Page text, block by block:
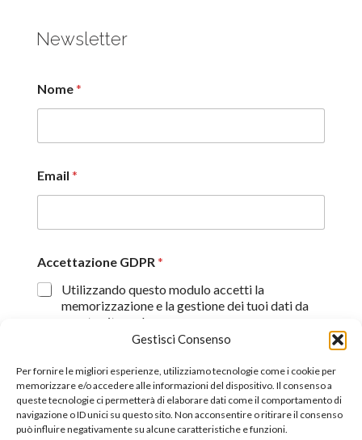
Gestisci Consenso
Per fornire le migliori esperienze, utilizziamo tecnologie come i cookie per
memorizzare e/o accedere alle informazioni del dispositivo. Il consenso a
queste tecnologie ci permetterà di elaborare dati come il comportamento di
navigazione o ID unici su questo sito. Non acconsentire o ritirare il consenso
può influire negativamente su alcune caratteristiche e funzioni.
Newsletter
Nome*
Email *
Accettazione GDPR*
Utilizzando questo modulo accetti la
memorizzazione e la gestione dei tuoi dati da
questo sito web.
Proseguendo, dichiaro di aver preso visione
Invia